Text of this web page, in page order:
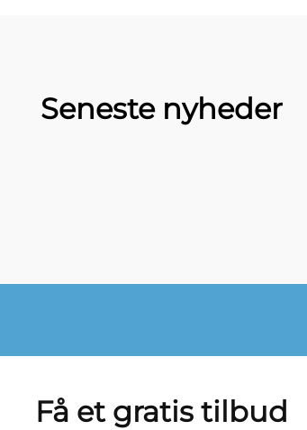
Seneste nyheder
Få et gratis tilbud